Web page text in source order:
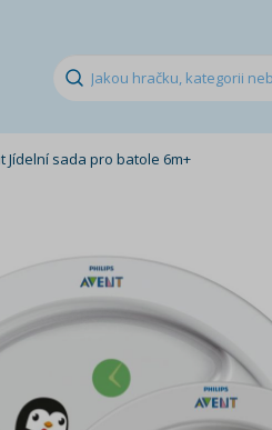
Jídelní sada pro batole 6m+